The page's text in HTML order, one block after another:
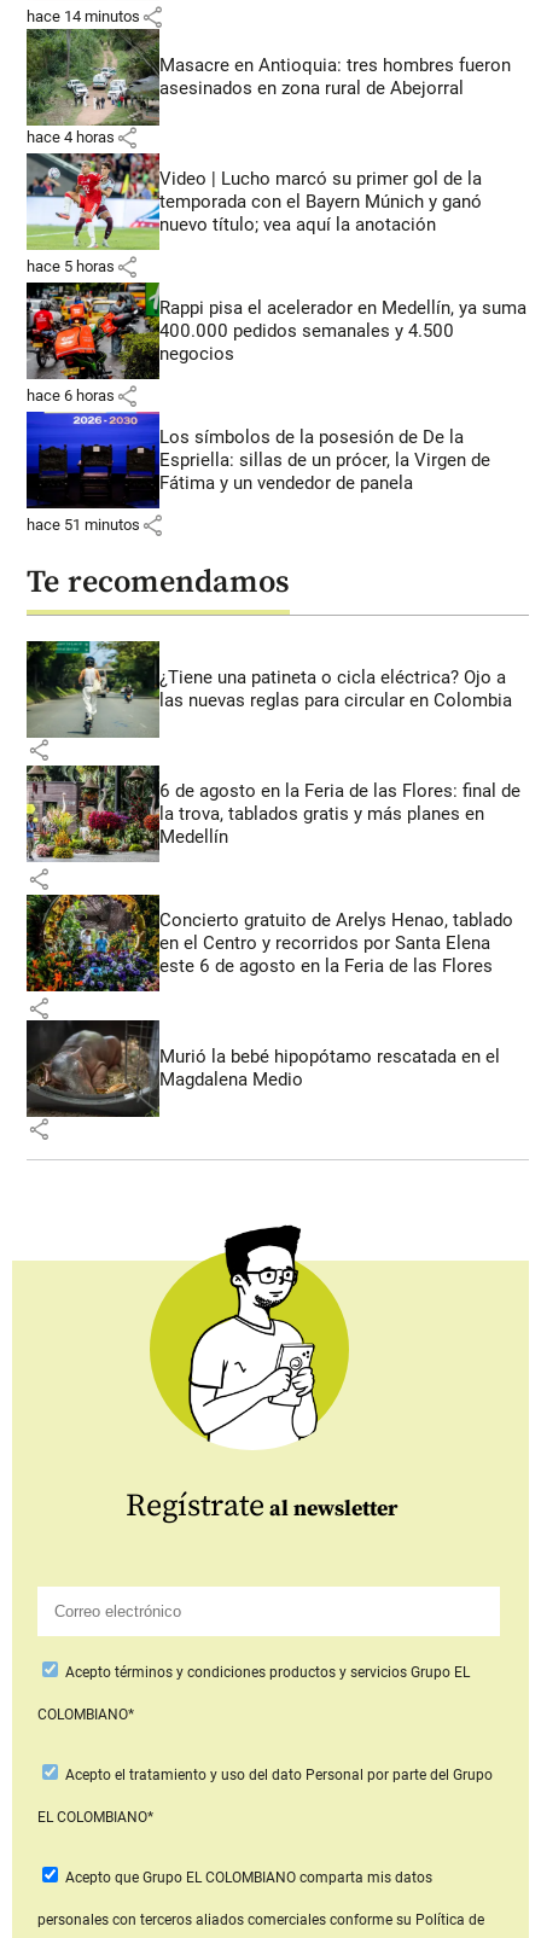
hace 14 minutos share
Masacre en Antioquia: tres hombres fueron
asesinados en zona rural de Abejorral
hace 4 horas share
Video | Lucho marcó su primer gol de la
temporada con el Bayern Múnich y ganó
nuevo título; vea aquí la anotación
hace 5 horas share
Rappi pisa el acelerador en Medellín, ya suma
400.000 pedidos semanales y 4.500
negocios
hace 6 horas share
Los símbolos de la posesión de De la
Espriella: sillas de un prócer, la Virgen de
Fátima y un vendedor de panela
hace 51 minutos share
Te recomendamos
¿Tiene una patineta o cicla eléctrica? Ojo a
las nuevas reglas para circular en Colombia
share
6 de agosto en la Feria de las Flores: final de
la trova, tablados gratis y más planes en
Medellín
share
Concierto gratuito de Arelys Henao, tablado
en el Centro y recorridos por Santa Elena
este 6 de agosto en la Feria de las Flores
share
Murió la bebé hipopótamo rescatada en el
Magdalena Medio
share
Regístrate al newsletter
Aceptotérminos y condiciones productos y serviciosGrupo EL
COLOMBIANO*
Acepto el tratamiento y uso del dato Personal por parte del Grupo
EL COLOMBIANO*
Acepto que Grupo EL COLOMBIANOcomparta mis datos
personales con terceros aliados comerciales conforme su Política de